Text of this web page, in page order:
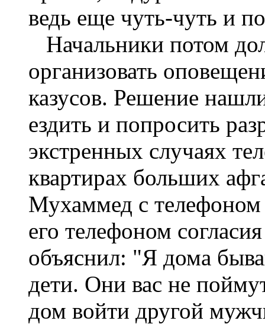
ведь еще чуть-чуть и
Начальники потом
организо­вать
казусов. Решение
ездить и попросить
экстренных случаях
квартирах больших
Мухаммед с телефоном
его телефо­ном
объяснил: "Я дома
дети. Они вас не
дом войти другой